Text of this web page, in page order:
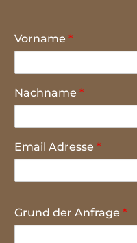
Vorname *
Nachname *
Email Adresse *
Grund der Anfrage *